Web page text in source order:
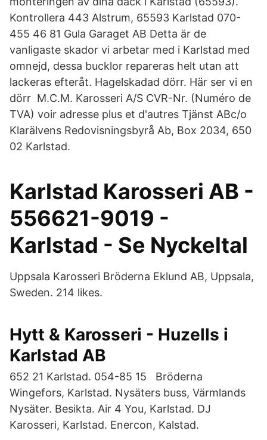
Kontrollera 443 Alstrum, 65593 Karlstad 070-
455 46 81 Gula Garaget AB Detta är de
vanligaste skador vi arbetar med i Karlstad med
omnejd, dessa bucklor repareras helt utan att
lackeras efteråt. Hagelskadad dörr. Här ser vi en
dörr M.C.M. Karosseri A/S CVR-Nr. (Numéro de
TVA) voir adresse plus et d'autres Tjänst ABc/o
Klarälvens Redovisningsbyrå Ab, Box 2034, 650
02 Karlstad.
Karlstad Karosseri AB -
556621-9019 -
Karlstad - Se Nyckeltal
Uppsala Karosseri Bröderna Eklund AB, Uppsala,
Sweden. 214 likes.
Hytt & Karosseri - Huzells i
Karlstad AB
652 21 Karlstad. 054-85 15 Bröderna
Wingefors, Karlstad. Nysäters buss, Värmlands
Nysäter. Besikta. Air 4 You, Karlstad. DJ
Karosseri, Karlstad. Enercon, Kalstad.